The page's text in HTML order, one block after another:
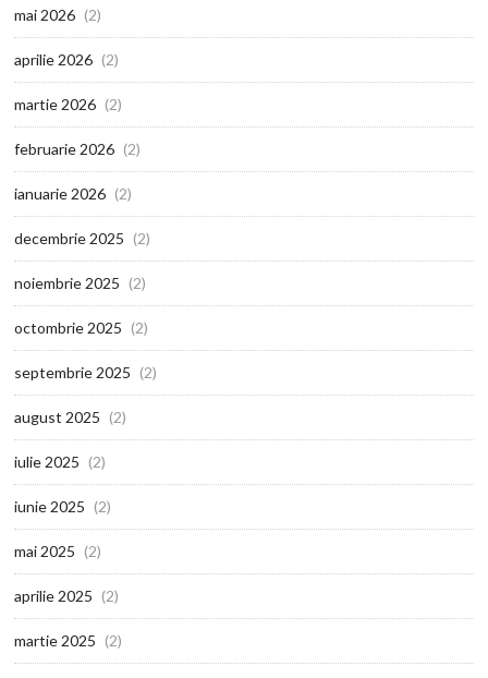
mai 2026 (2)
aprilie 2026 (2)
martie 2026 (2)
februarie 2026 (2)
ianuarie 2026 (2)
decembrie 2025 (2)
noiembrie 2025 (2)
octombrie 2025 (2)
septembrie 2025 (2)
august 2025 (2)
iulie 2025 (2)
iunie 2025 (2)
mai 2025 (2)
aprilie 2025 (2)
martie 2025 (2)